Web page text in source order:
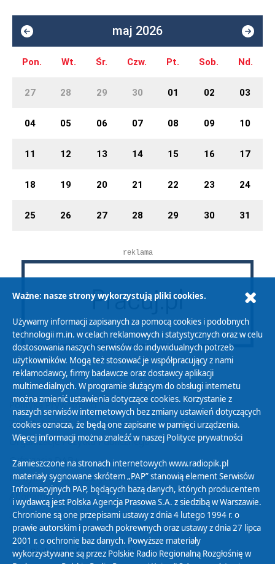
maj 2026
Pon. Wt. Śr. Czw. Pt. Sob. Nd.
27 28 29 30 01 02 03
04 05 06 07 08 09 10
11 12 13 14 15 16 17
18 19 20 21 22 23 24
25 26 27 28 29 30 31
reklama
Polityka Prywatności
Zasady korzystania z Serwisu
Organizacje Pożytku Publicznego
Cyfryzacja DAB+
Polityka ochrony danych osobowych
Abonament
Zamówienia publiczne
Biuletyn Informacji Publicznej
Ważne: nasze strony wykorzystują pliki cookies.
Używamy informacji zapisanych za pomocą cookies i podobnych
technologii m.in. w celach reklamowych i statystycznych oraz w celu
dostosowania naszych serwisów do indywidualnych potrzeb
użytkowników. Mogą też stosować je współpracujący z nami
reklamodawcy, firmy badawcze oraz dostawcy aplikacji
multimedialnych. W programie służącym do obsługi internetu
można zmienić ustawienia dotyczące cookies. Korzystanie z
naszych serwisów internetowych bez zmiany ustawień dotyczących
cookies oznacza, że będą one zapisane w pamięci urządzenia.
Więcej informacji można znaleźć w naszej Polityce prywatności
Zamieszczone na stronach internetowych www.radiopik.pl
materiały sygnowane skrótem „PAP” stanowią element Serwisów
Informacyjnych PAP, będących bazą danych, których producentem
i wydawcą jest Polska Agencja Prasowa S.A. z siedzibą w Warszawie.
Chronione są one przepisami ustawy z dnia 4 lutego 1994 r. o
prawie autorskim i prawach pokrewnych oraz ustawy z dnia 27 lipca
2001 r. o ochronie baz danych. Powyższe materiały
wykorzystywane są przez Polskie Radio Regionalną Rozgłośnię w